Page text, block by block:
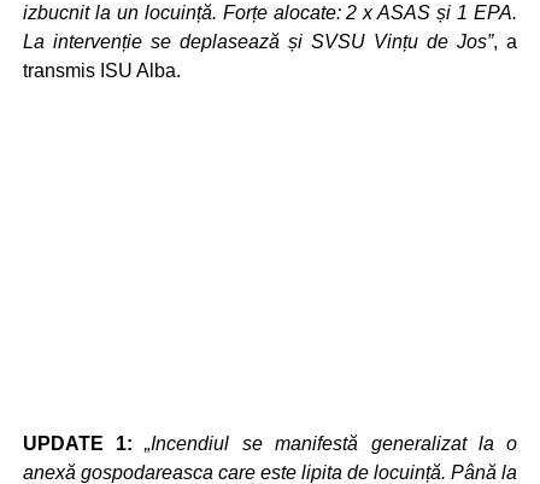
izbucnit la un locuință. Forțe alocate: 2 x ASAS și 1 EPA.
La intervenție se deplasează și SVSU Vințu de Jos”, a
transmis ISU Alba.
UPDATE 1: „Incendiul se manifestă generalizat la o
anexă gospodareasca care este lipita de locuință. Până la